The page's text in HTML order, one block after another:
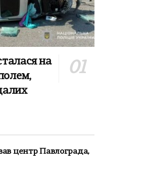
на
центр Павлограда,